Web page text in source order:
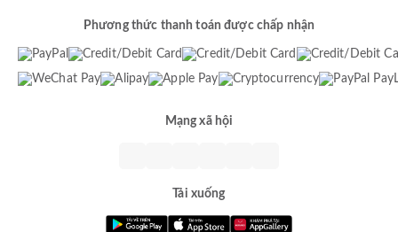
Phương thức thanh toán được chấp nhận
Mạng xã hội
Tải xuống